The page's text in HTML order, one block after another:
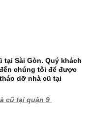
tại Sài Gòn. Quý khách
chúng tôi để được
dỡ nhà cũ tại
cũ tại quận 9